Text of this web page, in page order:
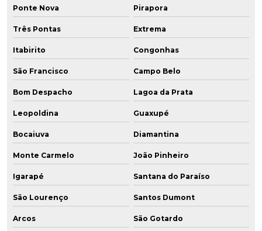
Ponte Nova Pirapora
Três Pontas Extrema
Itabirito Congonhas
São Francisco Campo Belo
Bom Despacho Lagoa da Prata
Leopoldina Guaxupé
Bocaiuva Diamantina
Monte Carmelo João Pinheiro
Igarapé Santana do Paraíso
São Lourenço Santos Dumont
Arcos São Gotardo